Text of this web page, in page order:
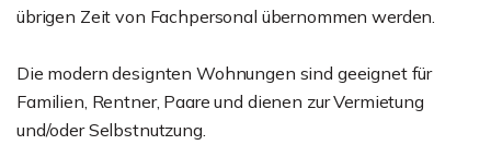
übrigen Zeit von Fachpersonal übernommen werden.
Die modern designten Wohnungen sind geeignet für
Familien, Rentner, Paare und dienen zur Vermietung
und/oder Selbstnutzung.